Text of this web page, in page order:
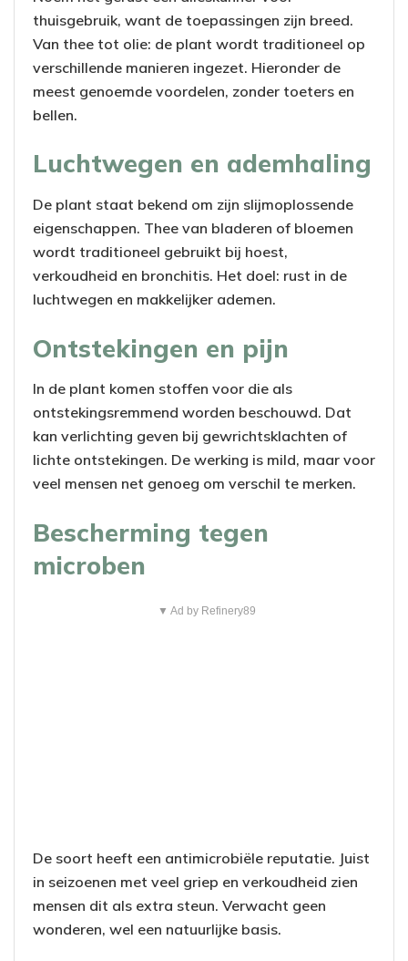
thuisgebruik, want de toepassingen zijn breed.
Van thee tot olie: de plant wordt traditioneel op
verschillende manieren ingezet. Hieronder de
meest genoemde voordelen, zonder toeters en
bellen.
Luchtwegen en ademhaling
De plant staat bekend om zijn slijmoplossende
eigenschappen. Thee van bladeren of bloemen
wordt traditioneel gebruikt bij hoest,
verkoudheid en bronchitis. Het doel: rust in de
luchtwegen en makkelijker ademen.
Ontstekingen en pijn
In de plant komen stoffen voor die als
ontstekingsremmend worden beschouwd. Dat
kan verlichting geven bij gewrichtsklachten of
lichte ontstekingen. De werking is mild, maar voor
veel mensen net genoeg om verschil te merken.
Bescherming tegen
microben
▼ Ad by Refinery89
De soort heeft een antimicrobiële reputatie. Juist
in seizoenen met veel griep en verkoudheid zien
mensen dit als extra steun. Verwacht geen
wonderen, wel een natuurlijke basis.